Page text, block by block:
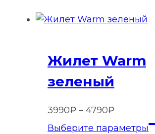
Жилет Warm
зеленый
3990₽ – 4790₽Диапазон
цен:
Выберите параметры